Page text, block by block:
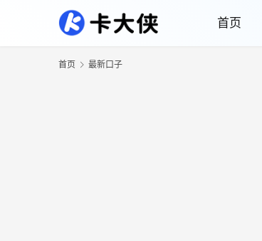
首页
首页 最新口子